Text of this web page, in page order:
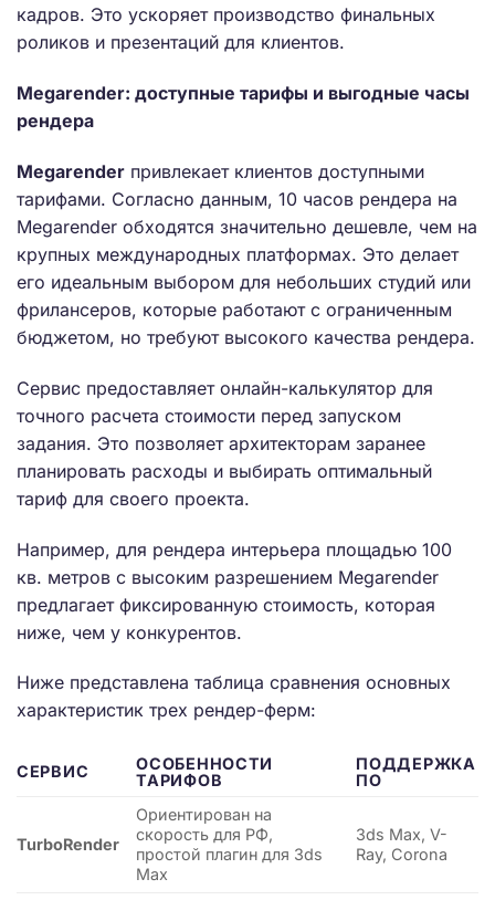
кадров. Это ускоряет производство финальных
роликов и презентаций для клиентов.
Megarender: доступные тарифы и выгодные часы
рендера
Megarender привлекает клиентов доступными
тарифами. Согласно данным, 10 часов рендера на
Megarender обходятся значительно дешевле, чем на
крупных международных платформах. Это делает
его идеальным выбором для небольших студий или
фрилансеров, которые работают с ограниченным
бюджетом, но требуют высокого качества рендера.
Сервис предоставляет онлайн-калькулятор для
точного расчета стоимости перед запуском
задания. Это позволяет архитекторам заранее
планировать расходы и выбирать оптимальный
тариф для своего проекта.
Например, для рендера интерьера площадью 100
кв. метров с высоким разрешением Megarender
предлагает фиксированную стоимость, которая
ниже, чем у конкурентов.
Ниже представлена таблица сравнения основных
характеристик трех рендер-ферм:
СЕРВИС
ОСОБЕННОСТИ
ТАРИФОВ
ПОДДЕРЖКА
ПО
TurboRender
Ориентирован на
скорость для РФ,
простой плагин для 3ds
Max
3ds Max, V-
Ray, Corona